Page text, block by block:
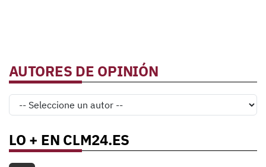
AUTORES DE OPINIÓN
LO + EN CLM24.ES